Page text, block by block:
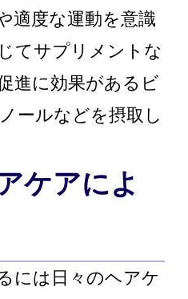
適度な運動を意識
てサプリメントな
進に効果があるビ
ールなどを摂取し
ケアによ
には日々のヘアケ